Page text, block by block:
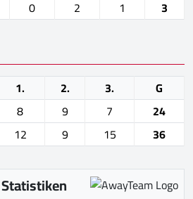
0 2 1 3
1. 2. 3.
G
8 9 7
24
12 9 15 36
Statistiken